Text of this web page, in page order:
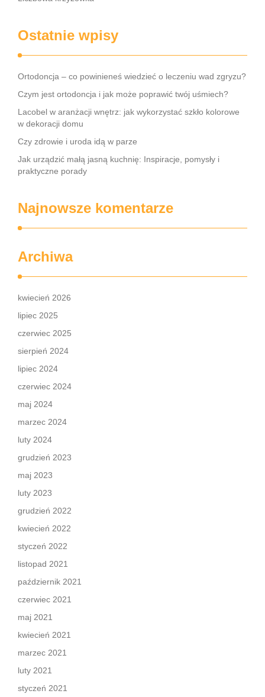
Ostatnie wpisy
Ortodoncja – co powinieneś wiedzieć o leczeniu wad zgryzu?
Czym jest ortodoncja i jak może poprawić twój uśmiech?
Lacobel w aranżacji wnętrz: jak wykorzystać szkło kolorowe
w dekoracji domu
Czy zdrowie i uroda idą w parze
Jak urządzić małą jasną kuchnię: Inspiracje, pomysły i
praktyczne porady
Najnowsze komentarze
Archiwa
kwiecień 2026
lipiec 2025
czerwiec 2025
sierpień 2024
lipiec 2024
czerwiec 2024
maj 2024
marzec 2024
luty 2024
grudzień 2023
maj 2023
luty 2023
grudzień 2022
kwiecień 2022
styczeń 2022
listopad 2021
październik 2021
czerwiec 2021
maj 2021
kwiecień 2021
marzec 2021
luty 2021
styczeń 2021